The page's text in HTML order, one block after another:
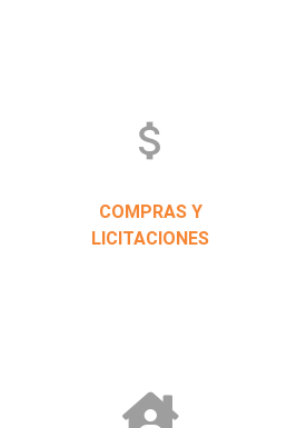
attach_money
COMPRAS Y
LICITACIONES